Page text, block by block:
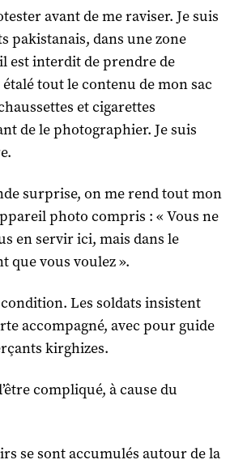
avant de me raviser. Je suis
pakistanais, dans une zone
est interdit de prendre de
tout le contenu de mon sac
et cigarettes
de le photographier. Je suis
surprise, on me rend tout mon
photo compris : « Vous ne
en servir ici, mais dans le
que vous voulez ».
Les soldats insistent
accompagné, avec pour guide
kirghizes.
compliqué, à cause du
se sont accumulés autour de la